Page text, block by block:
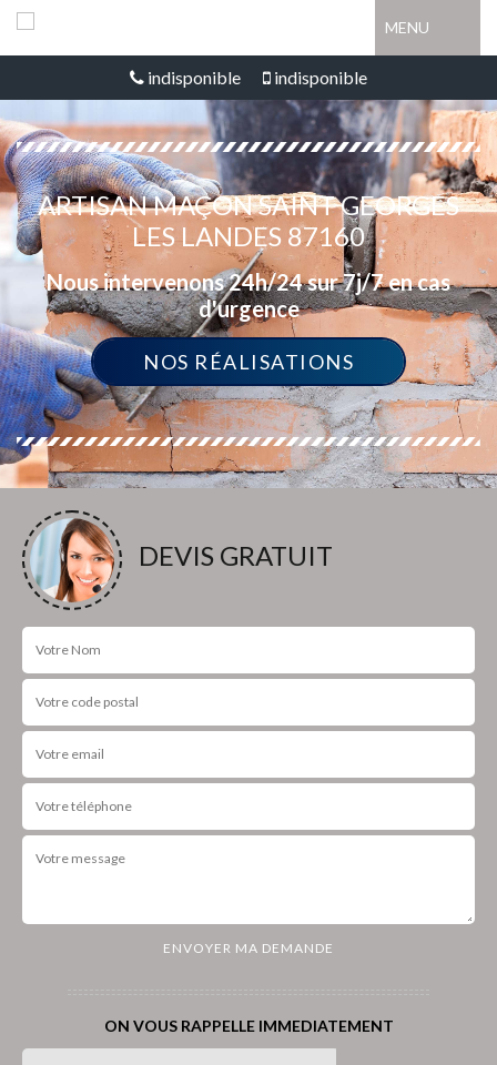
MENU
indisponible indisponible
ARTISAN MAÇON SAINT GEORGES
LES LANDES 87160
Nous intervenons 24h/24 sur 7j/7 en cas
d'urgence
NOS RÉALISATIONS
DEVIS GRATUIT
ON VOUS RAPPELLE IMMEDIATEMENT